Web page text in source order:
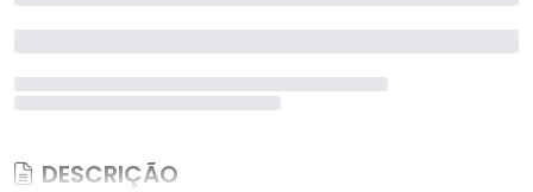
DESCRIÇÃO